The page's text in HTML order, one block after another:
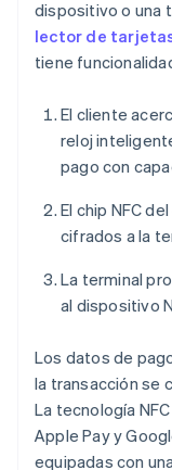
dispositivo o una
lector de
tiene
El cliente
reloj
pago con
El chip NFC
cifrados a la
La terminal
al dispositivo
Los datos de
la transacción se
La tecnología
Apple Pay y
equipadas con